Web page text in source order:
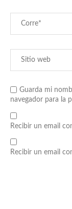
Guarda mi
navegador para la
Recibir un email
Recibir un email